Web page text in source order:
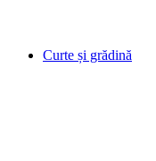
Curte și grădină